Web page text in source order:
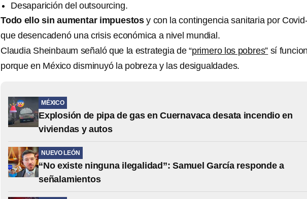
Desaparición del outsourcing.
Todo ello sin aumentar impuestosy con la contingencia sanitaria por
que desencadenó una crisis económica a nivel mundial.
Claudia Sheinbaum señaló que la estrategia de “primero los pobres” sí
porque en México disminuyó la pobreza y las desigualdades.
MÉXICO
Explosión de pipa de gas en Cuernavaca desata incendio en
viviendas y autos
NUEVO LEÓN
“No existe ninguna ilegalidad”: Samuel García responde a
señalamientos